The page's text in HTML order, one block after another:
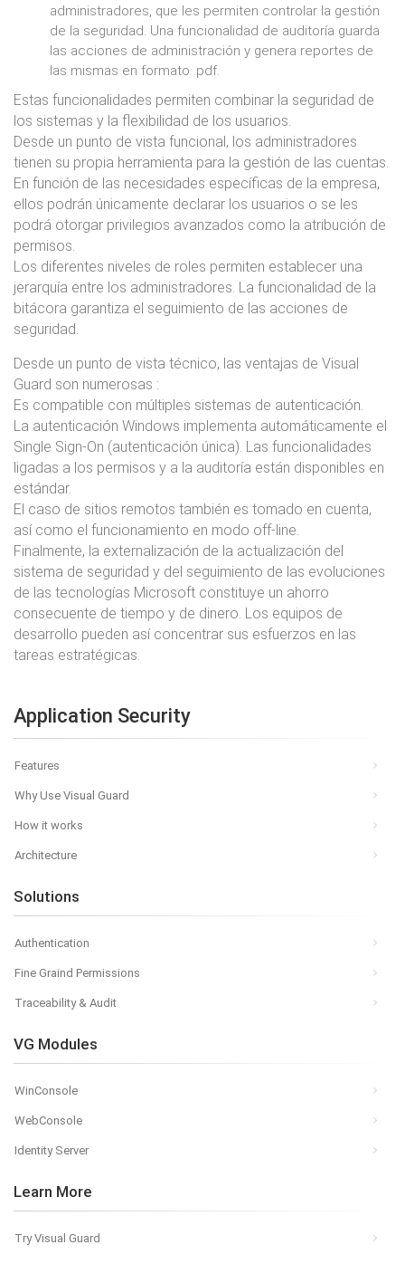
administradores, que les permiten controlar la gestión
de la seguridad. Una funcionalidad de auditoría guarda
las acciones de administración y genera reportes de
las mismas en formato .pdf.
Estas funcionalidades permiten combinar la seguridad de
los sistemas y la flexibilidad de los usuarios.
Desde un punto de vista funcional, los administradores
tienen su propia herramienta para la gestión de las cuentas.
En función de las necesidades específicas de la empresa,
ellos podrán únicamente declarar los usuarios o se les
podrá otorgar privilegios avanzados como la atribución de
permisos.
Los diferentes niveles de roles permiten establecer una
jerarquía entre los administradores. La funcionalidad de la
bitácora garantiza el seguimiento de las acciones de
seguridad.
Desde un punto de vista técnico, las ventajas de Visual
Guard son numerosas :
Es compatible con múltiples sistemas de autenticación.
La autenticación Windows implementa automáticamente el
Single Sign-On (autenticación única). Las funcionalidades
ligadas a los permisos y a la auditoría están disponibles en
estándar.
El caso de sitios remotos también es tomado en cuenta,
así como el funcionamiento en modo off-line.
Finalmente, la externalización de la actualización del
sistema de seguridad y del seguimiento de las evoluciones
de las tecnologías Microsoft constituye un ahorro
consecuente de tiempo y de dinero. Los equipos de
desarrollo pueden así concentrar sus esfuerzos en las
tareas estratégicas.
Application Security
Features
Why Use Visual Guard
How it works
Architecture
Solutions
Authentication
Fine Graind Permissions
Traceability & Audit
VG Modules
WinConsole
WebConsole
Identity Server
Learn More
Try Visual Guard